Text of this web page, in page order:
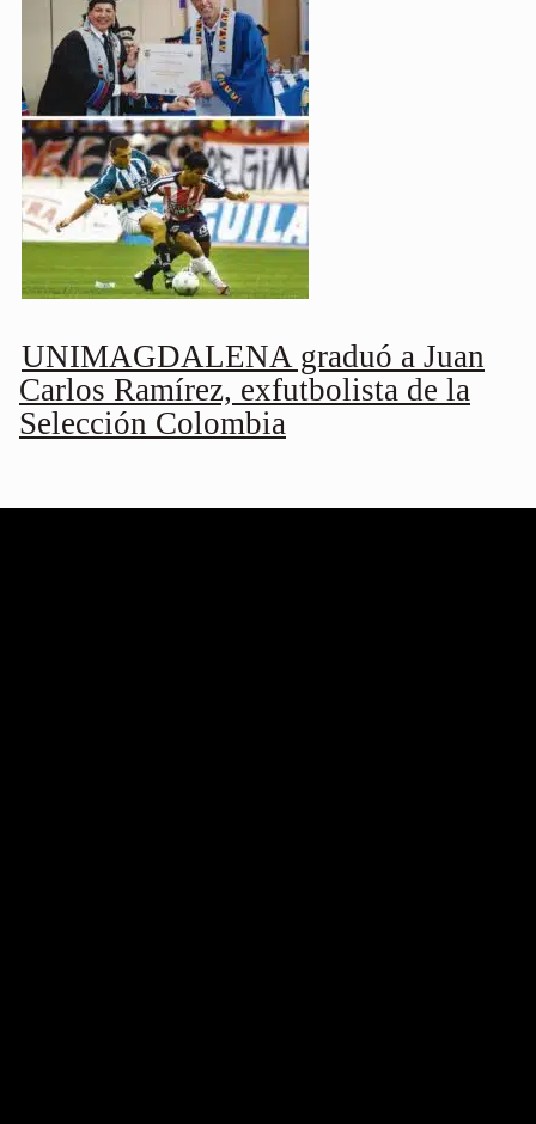
UNIMAGDALENA graduó a Juan
Carlos Ramírez, exfutbolista de la
Selección Colombia